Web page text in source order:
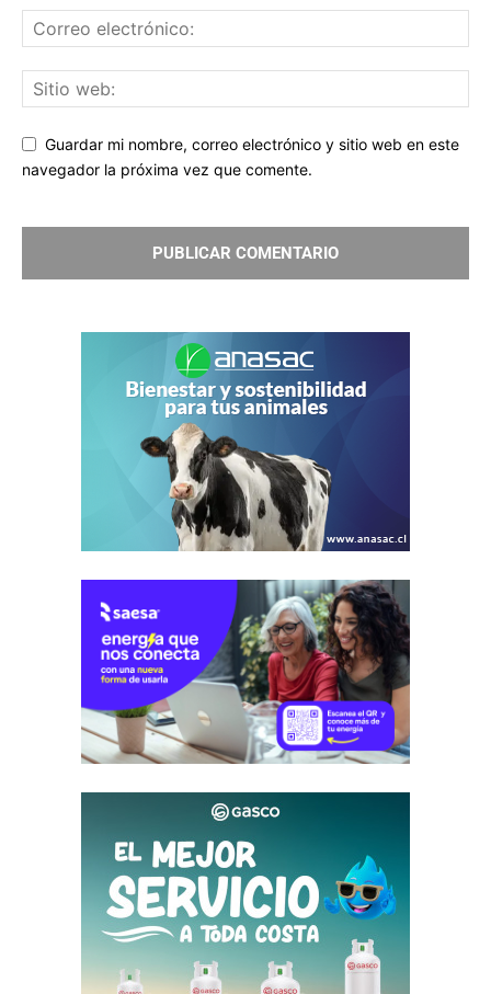
Guardar mi nombre, correo electrónico y sitio web en este
navegador la próxima vez que comente.